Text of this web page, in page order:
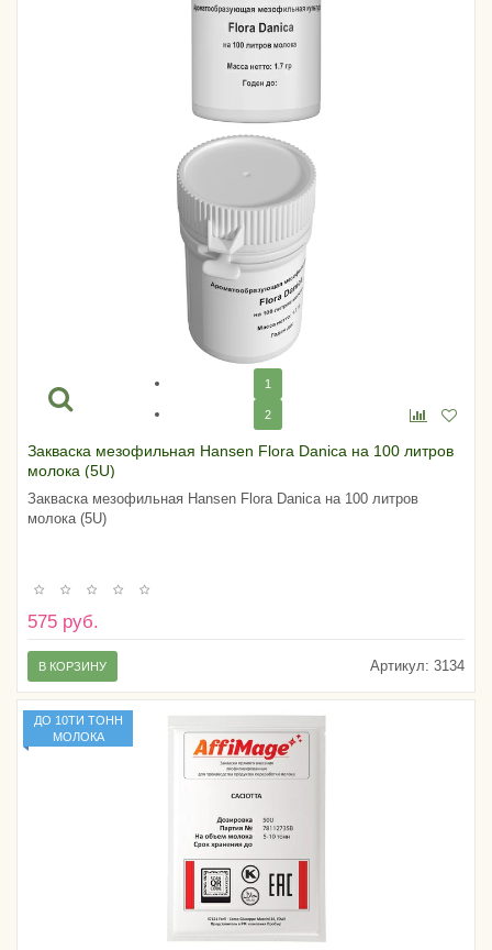
1
2
Закваска мезофильная Hansen Flora Danica на 100 литров
молока (5U)
Закваска мезофильная Hansen Flora Danica на 100 литров
молока (5U)
575 руб.
Артикул: 3134
В КОРЗИНУ
ДО 10ТИ ТОНН
МОЛОКА